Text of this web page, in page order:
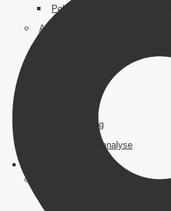
Politisk kommunikation og
AI
AI rådgivning
AI potentialeanalyse
Foredrag og workshops